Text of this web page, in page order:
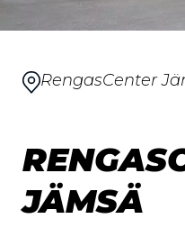
RengasCenter
JÄMSÄ